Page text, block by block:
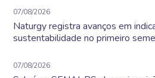
07/08/2026
Naturgy registra avanços em
sustentabilidade no primeiro
07/08/2026